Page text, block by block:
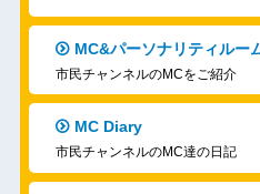
MC&パーソナリティルー
市民チャンネルのMCをご紹介
MC Diary
市民チャンネルのMC達の日記